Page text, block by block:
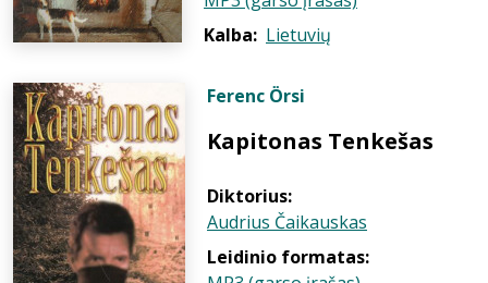
Kalba: Lietuvių
Ferenc Örsi
Kapitonas Tenkešas
Diktorius:
Audrius Čaikauskas
Leidinio formatas: